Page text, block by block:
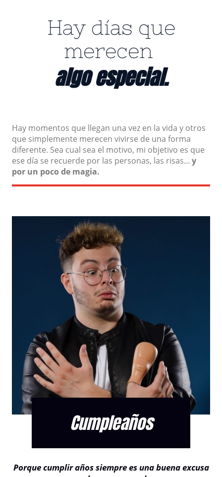
Hay días que
merecen
algo especial.
Hay momentos que llegan una vez en la vida y otros
que simplemente merecen vivirse de una forma
diferente. Sea cual sea el motivo, mi objetivo es que
ese día se recuerde por las personas, las risas... y
por un poco de magia.
Cumpleaños
Porque cumplir años siempre es una buena excusa